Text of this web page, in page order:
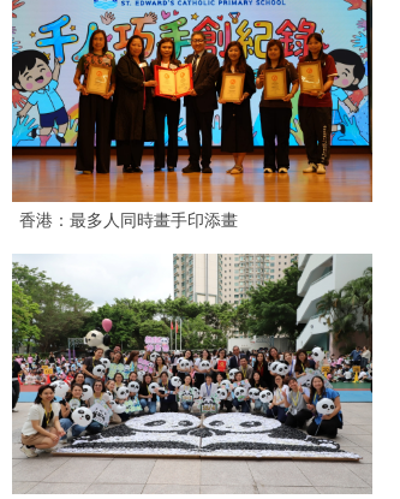
香港：最多人同時畫手印添畫